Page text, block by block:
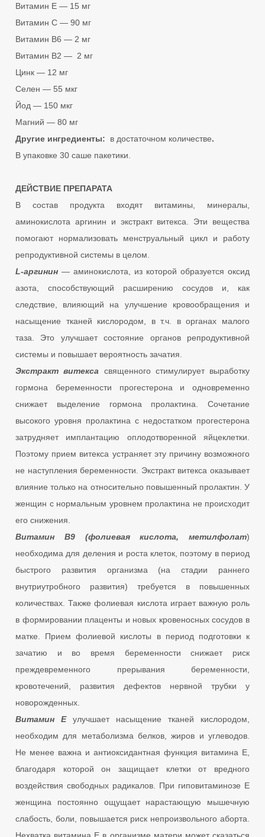
Витамин E — 15 мг
Витамин C — 90 мг
Витамин В6 — 2 мг
Витамин В2 — 2 мг
Цинк — 12 мг
Селен — 55 мкг
Йод — 150 мкг
Магний — 80 мг
Другие ингредиенты: в достаточном количестве.
В упаковке 30 саше пакетики.
ДЕЙСТВИЕ ПРЕПАРАТА
В состав продукта входят витамины, минералы,
аминокислота аргинин и экстракт витекса. Эти вещества
помогают нормализовать менструальный цикл и работу
репродуктивной системы в целом.
L-аргинин — аминокислота, из которой образуется оксид
азота, способствующий расширению сосудов и, как
следствие, влияющий на улучшение кровообращения и
насыщение тканей кислородом, в т.ч. в органах малого
таза. Это улучшает состояние органов репродуктивной
системы и повышает вероятность зачатия.
Экстракт витекса священного стимулирует выработку
гормона беременности прогестерона и одновременно
снижает выделение гормона пролактина. Сочетание
высокого уровня пролактина с недостатком прогестерона
затрудняет имплантацию оплодотворенной яйцеклетки.
Поэтому прием витекса устраняет эту причину возможного
не наступления беременности. Экстракт витекса оказывает
влияние только на относительно повышенный пролактин. У
женщин с нормальным уровнем пролактина не происходит
его снижения.
Витамин В9 (фолиевая кислота, метилфолат)
необходима для деления и роста клеток, поэтому в период
быстрого развития организма (на стадии раннего
внутриутробного развития) требуется в повышенных
количествах. Также фолиевая кислота играет важную роль
в формировании плаценты и новых кровеносных сосудов в
матке. Прием фолиевой кислоты в период подготовки к
зачатию и во время беременности снижает риск
преждевременного прерывания беременности,
кровотечений, развития дефектов нервной трубки у
новорожденных.
Витамин Еулучшает насыщение тканей кислородом,
необходим для метаболизма белков, жиров и углеводов.
Не менее важна и антиоксидантная функция витамина Е,
благодаря которой он защищает клетки от вредного
воздействия свободных радикалов. При гиповитаминозе Е
женщина постоянно ощущает нарастающую мышечную
слабость, боли, повышается риск непроизвольного аборта.